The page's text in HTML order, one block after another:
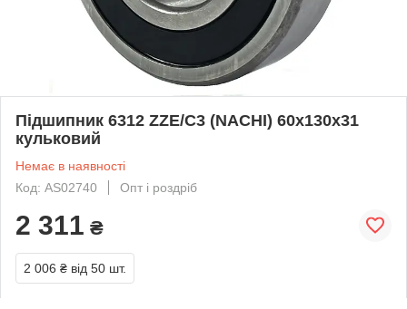
Підшипник 6312 ZZE/C3 (NACHI) 60x130x31
кульковий
Немає в наявності
Код: AS02740
Опт і роздріб
2 311 ₴
2 006 ₴ від 50 шт.